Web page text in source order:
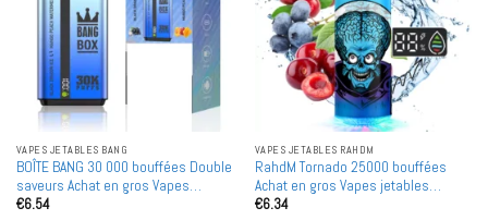
VAPES JETABLES BANG
BOÎTE BANG 30 000 bouffées Double
saveurs Achat en gros Vapes
jetables rechargeables en gros
€6.54
VAPES JETABLES RAHDM
RahdM Tornado 25000 bouffées
Achat en gros Vapes jetables
rechargeables en gros
€6.34